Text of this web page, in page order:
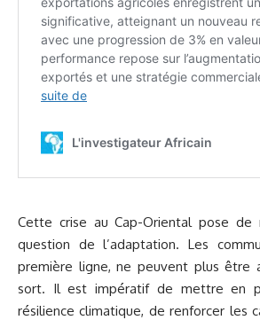
Cette crise au Cap-Oriental pose de
question de l’adaptation. Les
première ligne, ne peuvent plus être
sort. Il est impératif de mettre en
résilience climatique, de renforcer les